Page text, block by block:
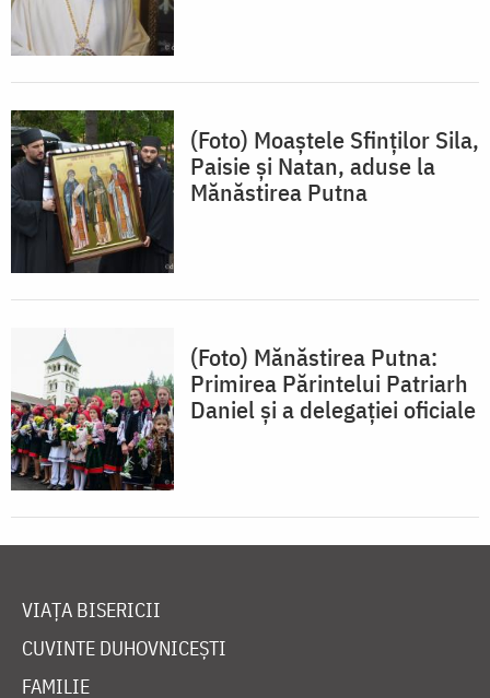
(Foto) Moaștele Sfinților Sila,
Paisie și Natan, aduse la
Mănăstirea Putna
(Foto) Mănăstirea Putna:
Primirea Părintelui Patriarh
Daniel şi a delegaţiei oficiale
VIAȚA BISERICII
CUVINTE DUHOVNICEȘTI
FAMILIE